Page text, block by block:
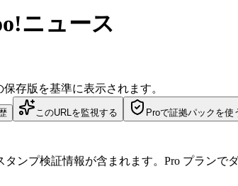
ニュース
存版を基準に表示されます。
このURLを監視する Proで証拠パックを使
ンプ検証情報が含まれます。Pro プランで